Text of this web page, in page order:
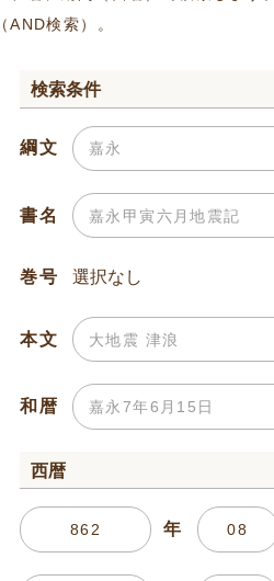
検索）。
検索条件
綱文
書名
巻号
本文
和暦
西暦
年